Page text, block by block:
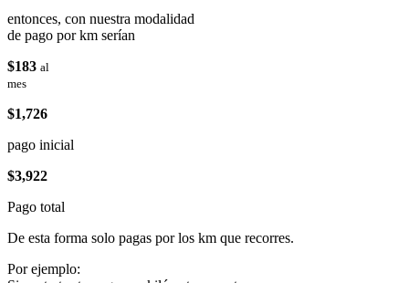
entonces, con nuestra modalidad
de pago por km serían
$183 al
mes
$1,726
pago inicial
$3,922
Pago total
De esta forma solo pagas por los km que recorres.
Por ejemplo: